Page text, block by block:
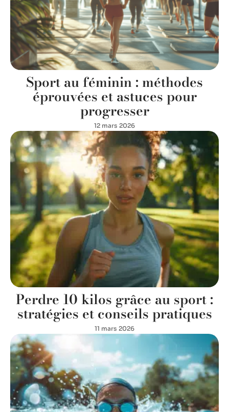
Sport au féminin : méthodes
éprouvées et astuces pour
progresser
12 mars 2026
Perdre 10 kilos grâce au sport :
stratégies et conseils pratiques
11 mars 2026